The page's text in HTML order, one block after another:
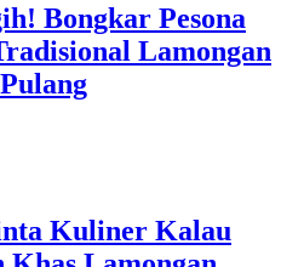
Bongkar Pesona
Lamongan
Kuliner Kalau